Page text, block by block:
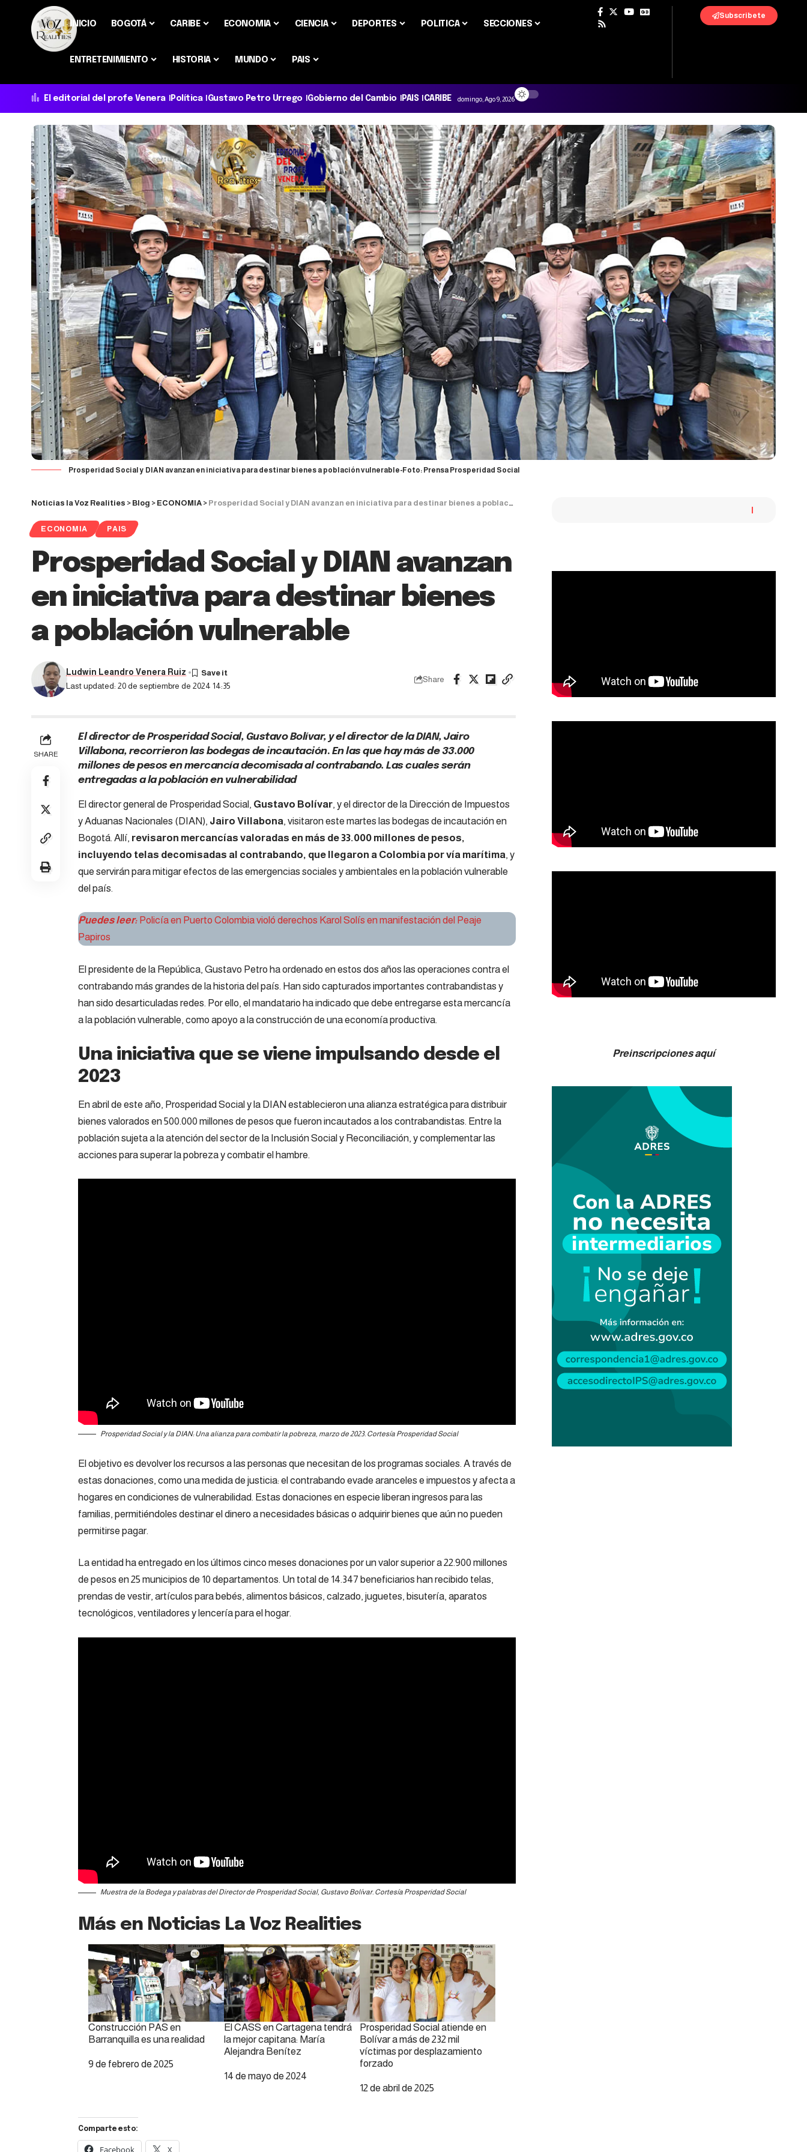
INICIO BOGOTÁ CARIBE ECONOMIA CIENCIA DEPORTES POLITICA SECCIONES
ENTRETENIMIENTO HISTORIA MUNDO PAIS
Subscribete
El editorial del profe Venera Política Gustavo Petro Urrego Gobierno del Cambio PAIS CARIBE domingo, Ago 9, 2026
Prosperidad Social y DIAN avanzan en iniciativa para destinar bienes a población vulnerable-Foto: Prensa Prosperidad Social
Noticias la Voz Realities > Blog > ECONOMIA > Prosperidad Social y DIAN avanzan en iniciativa para destinar bienes a población vulnerable
ECONOMIA PAIS
Prosperidad Social y DIAN avanzan
en iniciativa para destinar bienes
a población vulnerable
Last updated: 20 de septiembre de 2024 14:35
Ludwin Leandro Venera Ruiz
Share
SHARE
El director de Prosperidad Social, Gustavo Bolívar, y el director de la DIAN, Jairo
Villabona, recorrieron las bodegas de incautación. En las que hay más de 33.000
millones de pesos en mercancía decomisada al contrabando. Las cuales serán
entregadas a la población en vulnerabilidad
El director general de Prosperidad Social, Gustavo Bolívar, y el director de la Dirección de Impuestos
y Aduanas Nacionales (DIAN), Jairo Villabona, visitaron este martes las bodegas de incautación en
Bogotá. Allí, revisaron mercancías valoradas en más de 33.000 millones de pesos,
incluyendo telas decomisadas al contrabando, que llegaron a Colombia por vía marítima, y
que servirán para mitigar efectos de las emergencias sociales y ambientales en la población vulnerable
del país.
Puedes leer: Policía en Puerto Colombia violó derechos Karol Solís en manifestación del Peaje
Papiros
El presidente de la República, Gustavo Petro ha ordenado en estos dos años las operaciones contra el
contrabando más grandes de la historia del país. Han sido capturados importantes contrabandistas y
han sido desarticuladas redes. Por ello, el mandatario ha indicado que debe entregarse esta mercancía
a la población vulnerable, como apoyo a la construcción de una economía productiva.
Una iniciativa que se viene impulsando desde el
2023
En abril de este año, Prosperidad Social y la DIAN establecieron una alianza estratégica para distribuir
bienes valorados en 500.000 millones de pesos que fueron incautados a los contrabandistas. Entre la
población sujeta a la atención del sector de la Inclusión Social y Reconciliación, y complementar las
acciones para superar la pobreza y combatir el hambre.
Prosperidad Social y la DIAN: Una alianza para combatir la pobreza, marzo de 2023. Cortesía Prosperidad Social
El objetivo es devolver los recursos a las personas que necesitan de los programas sociales. A través de
estas donaciones, como una medida de justicia: el contrabando evade aranceles e impuestos y afecta a
hogares en condiciones de vulnerabilidad. Estas donaciones en especie liberan ingresos para las
familias, permitiéndoles destinar el dinero a necesidades básicas o adquirir bienes que aún no pueden
permitirse pagar.
La entidad ha entregado en los últimos cinco meses donaciones por un valor superior a 22.900 millones
de pesos en 25 municipios de 10 departamentos. Un total de 14.347 beneficiarios han recibido telas,
prendas de vestir, artículos para bebés, alimentos básicos, calzado, juguetes, bisutería, aparatos
tecnológicos, ventiladores y lencería para el hogar.
Muestra de la Bodega y palabras del Director de Prosperidad Social, Gustavo Bolívar. Cortesía Prosperidad Social
Más en Noticias La Voz Realities
Construcción PAS en
Barranquilla es una realidad
Fecha
9 de febrero de 2025
El CASS en Cartagena tendrá
la mejor capitana: María
Alejandra Benítez
Fecha
14 de mayo de 2024
Prosperidad Social atiende en
Bolívar a más de 232 mil
víctimas por desplazamiento
forzado
Fecha
12 de abril de 2025
Comparte esto:
Facebook X
Preinscripciones aquí